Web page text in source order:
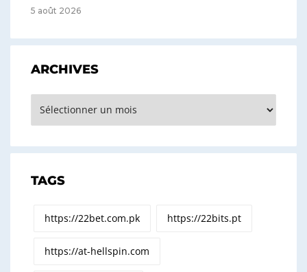
5 août 2026
ARCHIVES
TAGS
https://22bet.com.pk https://22bits.pt
https://at-hellspin.com